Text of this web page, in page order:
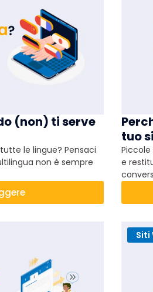
(non) ti serve
le lingue? Pensaci
non è sempre
tuo
e
Siti